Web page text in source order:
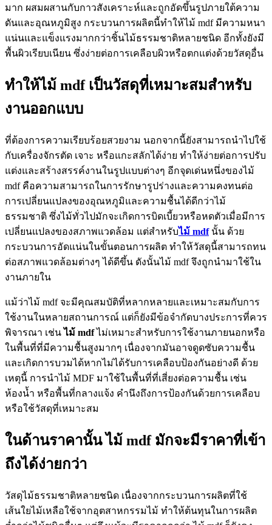
มาก ผสมผสานกับกาวสังเคราะห์และถูกอัดขึ้นรูปภายใต้ความ
ดันและอุณหภูมิสูง กระบวนการผลิตนี้ทำให้ไม้ mdf มีความหนา
แน่นและแข็งแรงมากกว่าชิ้นไม้ธรรมชาติหลายชนิด อีกทั้งยังมี
พื้นผิวเรียบเนียน ซึ่งง่ายต่อการเคลือบผิวหรือตกแต่งด้วยวัสดุอื่น
ทำให้ไม้ mdf เป็นวัสดุที่เหมาะสมสำหรับ
งานออกแบบ
ที่ต้องการความเรียบร้อยสวยงาม นอกจากนี้ยังสามารถนำไปใช้
กับเครื่องจักรตัด เจาะ หรือแกะสลักได้ง่าย ทำให้ง่ายต่อการปรับ
แต่งและสร้างสรรค์งานในรูปแบบต่างๆ อีกจุดเด่นหนึ่งของไม้
mdf คือความสามารถในการรักษารูปร่างและความคงทนต่อ
การเปลี่ยนแปลงของอุณหภูมิและความชื้นได้ดีกว่าไม้
ธรรมชาติ ซึ่งไม้ทั่วไปมักจะเกิดการบิดเบี้ยวหรือหดตัวเมื่อมีการ
เปลี่ยนแปลงของสภาพแวดล้อม แต่สำหรับไม้ mdfนั้น ด้วย
กระบวนการอัดแน่นในขั้นตอนการผลิต ทำให้วัสดุนี้สามารถทน
ต่อสภาพแวดล้อมต่างๆ ได้ดีขึ้น ดังนั้นไม้ mdf จึงถูกนำมาใช้ใน
งานภายใน
แม้ว่าไม้ mdf จะมีคุณสมบัติที่หลากหลายและเหมาะสมกับการ
ใช้งานในหลายสถานการณ์ แต่ก็ยังมีข้อจำกัดบางประการที่ควร
พิจารณา เช่นไม้ mdfไม่เหมาะสำหรับการใช้งานภายนอกหรือ
ในพื้นที่ที่มีความชื้นสูงมากๆ เนื่องจากมันอาจดูดซับความชื้น
และเกิดการบวมได้หากไม่ได้รับการเคลือบป้องกันอย่างดี ด้วย
เหตุนี้ การนำไม้ MDF มาใช้ในพื้นที่ที่เสี่ยงต่อความชื้น เช่น
ห้องน้ำ หรือพื้นที่กลางแจ้ง คำนึงถึงการป้องกันด้วยการเคลือบ
หรือใช้วัสดุที่เหมาะสม
ในด้านราคานั้น ไม้ mdf มักจะมีราคาที่เข้า
ถึงได้ง่ายกว่า
วัสดุไม้ธรรมชาติหลายชนิด เนื่องจากกระบวนการผลิตที่ใช้
เส้นใยไม้เหลือใช้จากอุตสาหกรรมไม้ ทำให้ต้นทุนในการผลิต